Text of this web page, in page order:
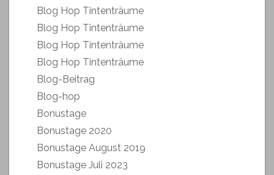
Blog Hop Tintenträume
Blog Hop Tintenträume
Blog Hop Tintenträume
Blog Hop Tintenträume
Blog-Beitrag
Blog-hop
Bonustage
Bonustage 2020
Bonustage August 2019
Bonustage Juli 2023